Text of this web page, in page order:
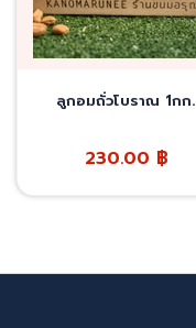
ลูกอมถั่วโบราณ 1กก.
230.00 ฿